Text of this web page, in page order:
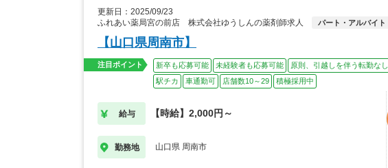
更新日：2025/09/23
ふれあい薬局宮の前店 株式会社ゆうしんの薬剤師求人
パート・アルバイト
【山口県周南市】
注目ポイント 新卒も応募可能 未経験者も応募可能 原則、引越しを伴う転勤なし
駅チカ
車通勤可 店舗数10～29 積極採用中
給与 【時給】2,000円～
勤務地 山口県 周南市